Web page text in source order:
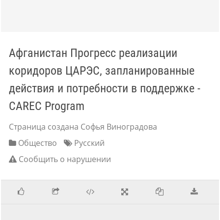
Афганистан Прогресс реализации
коридоров ЦАРЭС, запланированные
действия и потребности в поддержке -
CAREC Program
Страница создана Софья Виноградова
Общество
Русский
Сообщить о нарушении